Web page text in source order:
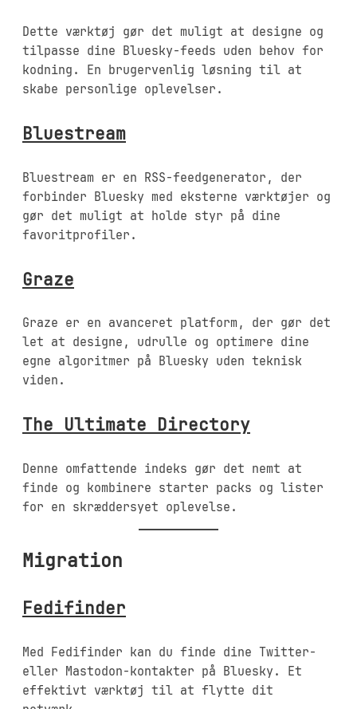
Dette værktøj gør det muligt at designe og
tilpasse dine Bluesky-feeds uden behov for
kodning. En brugervenlig løsning til at
skabe personlige oplevelser.
Bluestream
Bluestream er en RSS-feedgenerator, der
forbinder Bluesky med eksterne værktøjer og
gør det muligt at holde styr på dine
favoritprofiler.
Graze
Graze er en avanceret platform, der gør det
let at designe, udrulle og optimere dine
egne algoritmer på Bluesky uden teknisk
viden.
The Ultimate Directory
Denne omfattende indeks gør det nemt at
finde og kombinere starter packs og lister
for en skræddersyet oplevelse.
Migration
Fedifinder
Med Fedifinder kan du finde dine Twitter-
eller Mastodon-kontakter på Bluesky. Et
effektivt værktøj til at flytte dit